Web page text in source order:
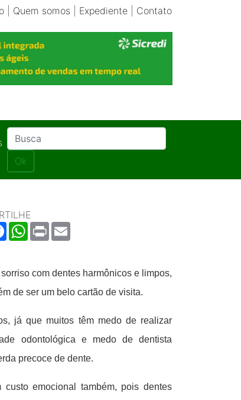
| Quem somos Expediente| Contato
Ok
FacebookWhatsApp
Print
com dentes harmônicos e limpos,
de ser um belo cartão de visita.
já que muitos têm medo de realizar
odontológica e medo de dentista
precoce de dente.
emocional também, pois dentes